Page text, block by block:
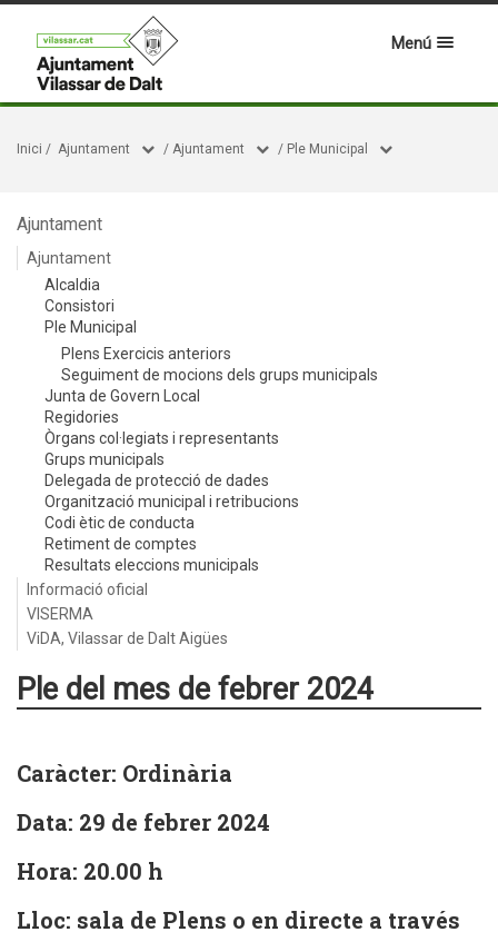
Menú
Inici / Ajuntament / Ajuntament / Ple Municipal
Ajuntament
Ajuntament
Alcaldia
Consistori
Ple Municipal
Plens Exercicis anteriors
Seguiment de mocions dels grups municipals
Junta de Govern Local
Regidories
Òrgans col·legiats i representants
Grups municipals
Delegada de protecció de dades
Organització municipal i retribucions
Codi ètic de conducta
Retiment de comptes
Resultats eleccions municipals
Informació oficial
VISERMA
ViDA, Vilassar de Dalt Aigües
Ple del mes de febrer 2024
Caràcter: Ordinària
Data: 29 de febrer 2024
Hora: 20.00 h
Lloc: sala de Plens o en directe a través